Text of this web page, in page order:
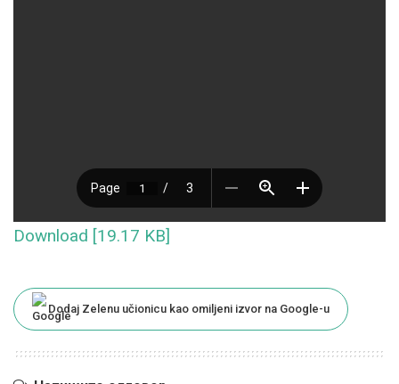
Download [19.17 KB]
Dodaj Zelenu učionicu kao omiljeni izvor na Google-u